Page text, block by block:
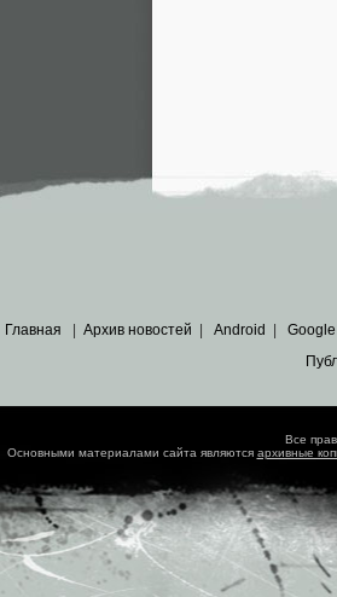
Главная Архив новостей Android Google
Все
Основными материалами сайта являются архивные